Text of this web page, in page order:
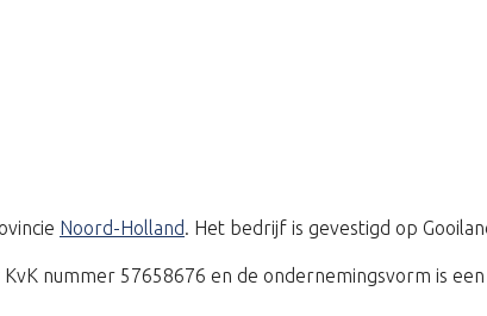
Noord-Holland. Het bedrijf is gevestigd op
nummer 57658676 en de ondernemingsvorm is